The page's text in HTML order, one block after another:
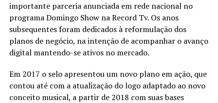
importante parceria anunciada em rede nacional no
programa Domingo Show na Record Tv. Os anos
subsequentes foram dedicados à reformulação dos
planos de negócio, na intenção de acompanhar o avanço
digital mantendo-se ativos no mercado.
Em 2017 o selo apresentou um novo plano em ação, que
contou até com a atualização do logo adaptado ao novo
conceito musical, a partir de 2018 com suas bases